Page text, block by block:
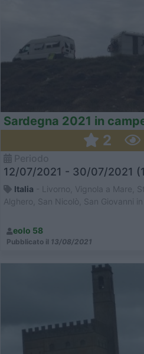
Sardegna 2021 in
2
12/07/2021 - 30/07/2021
Italia - Livorno, Vignola a Mare,
Alghero, San Nicolò, San Giovanni
eolo 58
Pubblicato il 13/08/2021